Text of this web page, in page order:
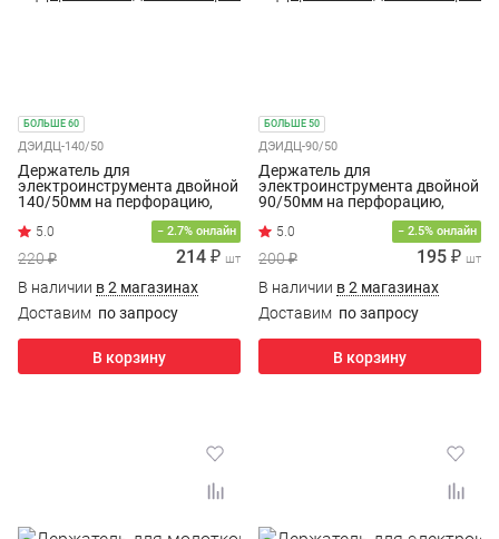
БОЛЬШЕ 60
ДЭИДЦ-140/50
Держатель для
электроинструмента двойной
140/50мм на перфорацию,
− 2.7% онлайн
220 ₽ 214 ₽ шт
В наличии в 2 магазинах
Доставим по запросу
В корзину
БОЛЬШЕ 50
ДЭИДЦ-90/50
Держатель для
электроинструмента двойной
90/50мм на перфорацию,
− 2.5% онлайн
200 ₽ 195 ₽ шт
В наличии в 2 магазинах
Доставим по запросу
В корзину